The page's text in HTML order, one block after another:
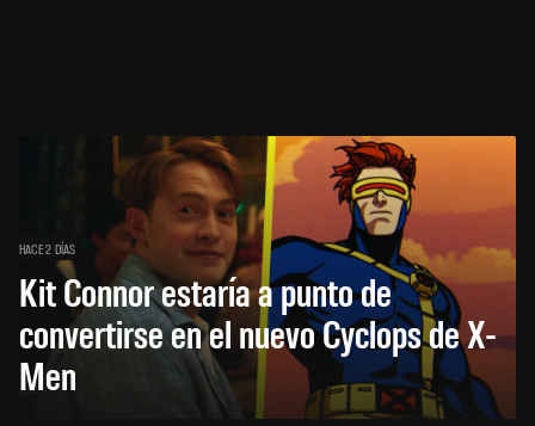
HACE 2 DÍAS
Kit Connor estaría a punto de
convertirse en el nuevo Cyclops de X-
Men